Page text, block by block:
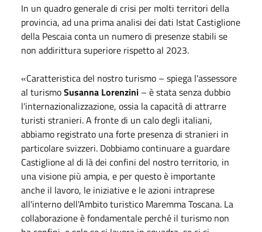
In un quadro generale di crisi per molti territori della
provincia, ad una prima analisi dei dati Istat Castiglione
della Pescaia conta un numero di presenze stabili se
non addirittura superiore rispetto al 2023.
«Caratteristica del nostro turismo – spiega l'assessore
al turismoSusanna Lorenzini – è stata senza dubbio
l'internazionalizzazione, ossia la capacità di attrarre
turisti stranieri. A fronte di un calo degli italiani,
abbiamo registrato una forte presenza di stranieri in
particolare svizzeri. Dobbiamo continuare a guardare
Castiglione al di là dei confini del nostro territorio, in
una visione più ampia, e per questo è importante
anche il lavoro, le iniziative e le azioni intraprese
all'interno dell'Ambito turistico Maremma Toscana. La
collaborazione è fondamentale perché il turismo non